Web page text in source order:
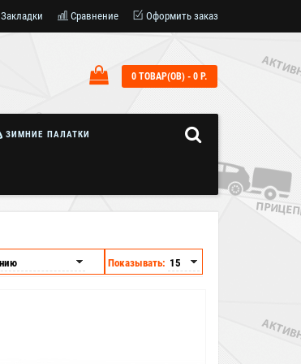
Закладки Сравнение Оформить заказ
0 ТОВАР(ОВ) - 0 Р.
ЗИМНИЕ ПАЛАТКИ
Показывать: